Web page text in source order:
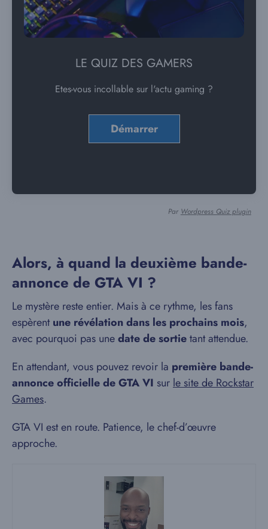
LE QUIZ DES GAMERS
Etes-vous incollable sur l'actu gaming ?
Par Wordpress Quiz plugin
Alors, à quand la deuxième bande-
annonce de GTA VI ?
Le mystère reste entier. Mais à ce rythme, les fans
espèrentune révélation dans les prochains mois,
avec pourquoi pas unedate de sortietant attendue.
En attendant, vous pouvez revoir la première bande-
annonce officielle de GTA VI sur le site de Rockstar
Games.
GTA VI est en route. Patience, le chef-d’œuvre
approche.